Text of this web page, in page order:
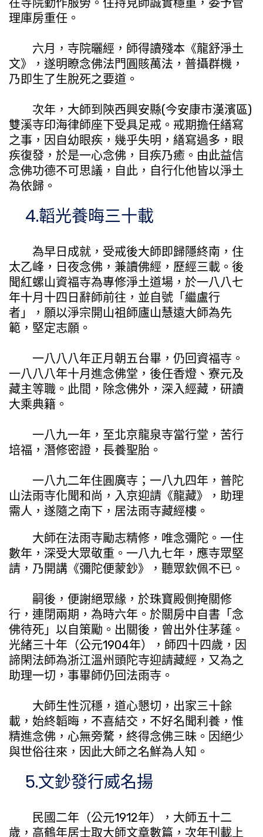
在寺院勤作服勞。住持見師誠實穩重，委予管
理庫房重任。
六月，寺院曬經，師得讀殘本《龍舒淨土
文》，遂明瞭念佛法門圓賅萬法，普攝群機，
乃即生了生脫死之要道。
次年，大師到陝西興安縣(今安康市漢濱區)
雙溪寺印海律師座下受具足戒。戒期擔任繕寫
之事，因自幼眼疾，幾乎失明，繕寫過多，眼
疾復發，於是一心念佛，目疾乃癒。由此益信
念佛功德不可思議，自此，自行化他皆以淨土
為依歸。
4.韜光養晦三十載
為早日成就，受戒後大師即歸隱終南，住
太乙峰，日夜念佛，兼讀佛經，歷經三載。後
聞紅螺山資福寺為專修淨土道場，於一八八七
年十月十四日辭師前往，並自號「繼盧行
者」，願以淨宗開山祖師廬山慧遠大師為先
範，堅定志願。
一八八八年正月朝五台畢，仍回資福寺。
一八八八年十月進念佛堂，後任香燈、寮元及
藏主等職。此間，除念佛外，深入經藏，研讀
大乘典籍。
一八九一年，至北京龍泉寺當行堂，苦行
培福，潛修密證，長養聖胎。
一八九二年住圓廣寺；一八九四年，普陀
山法雨寺化聞和尚，入京迎請《龍藏》，助理
需人，遂隨之南下，居法雨寺藏經樓。
大師在法雨寺勵志精修，唯念彌陀。一住
數年，深受大眾敬重。一八九七年，應寺眾堅
請，乃開講《彌陀便蒙鈔》，聽眾欽佩不已。
嗣後，便謝絕眾緣，於珠寶殿側掩關修
行，連閉兩期，為時六年。於關房中自書「念
佛待死」以自策勵。出關後，曾出外住茅蓬。
光緒三十年（公元1904年），師四十四歲，因
諦閑法師為浙江溫州頭陀寺迎請藏經，又為之
助理一切，事畢師仍回法雨寺。
大師生性沉穩，道心懇切，出家三十餘
載，始終韜晦，不喜結交，不好名聞利養，惟
精進念佛，心無旁騖，終得念佛三昧。因絕少
與世俗往來，因此大師之名鮮為人知。
5.文鈔發行威名揚
民國二年（公元1912年），大師五十二
歲，高鶴年居士取大師文章數篇，次年刊載上